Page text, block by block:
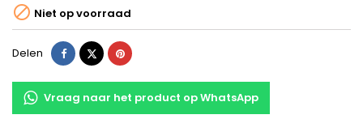
 Niet op voorraad
Delen DelenTweetPinterest
Vraag naar het product op WhatsApp